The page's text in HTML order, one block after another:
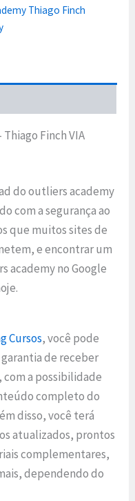
Thiago Finch
Finch VIA
do outliers academy
com a segurança ao
que muitos sites de
e encontrar um
academy no Google
Cursos, você pode
de receber
a possibilidade
completo do
disso, você terá
atualizados, prontos
complementares,
dependendo do